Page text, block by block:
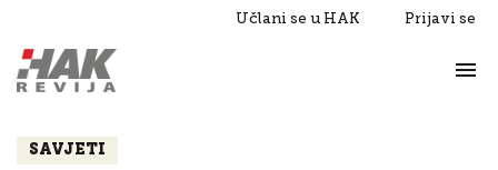
Učlani se u HAK Prijavi se
Razgovori
SAVJETI